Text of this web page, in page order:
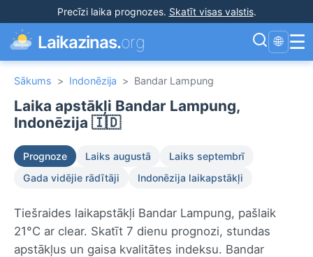
Precīzi laika prognozes. Skatīt visas valstis.
Laikazinas.org 🌐 ☰
Sākums > Indonēzija > Bandar Lampung
Laika apstākļi Bandar Lampung,
Indonēzija 🇮🇩
Prognoze Laiks augustā
Laiks septembrī
Gada vidējie rādītāji
Indonēzija laikapstākļi
Tiešraides laikapstākļi Bandar Lampung, pašlaik
21°C ar clear. Skatīt 7 dienu prognozi, stundas
apstākļus un gaisa kvalitātes indeksu. Bandar